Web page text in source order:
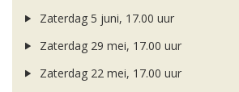
Zaterdag 5 juni, 17.00 uur
Zaterdag 29 mei, 17.00 uur
Zaterdag 22 mei, 17.00 uur